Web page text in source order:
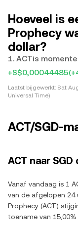
Hoeveel is
Prophecy
dollar?
1. ACTis
+S$0,00044485
Laatst bijgewerkt: Sat
Universal Time)
ACT/SGD-
ACT naar
Vanaf vandaag is 1
van de afgelopen 24
Prophecy (ACT)
toename van